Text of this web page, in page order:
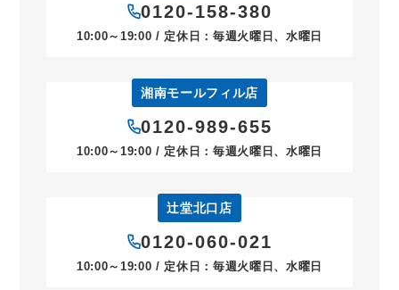
0120-158-380
10:00～19:00 / 定休日：毎週火曜日、水曜日
湘南モールフィル店
0120-989-655
10:00～19:00 / 定休日：毎週火曜日、水曜日
辻堂北口店
0120-060-021
10:00～19:00 / 定休日：毎週火曜日、水曜日